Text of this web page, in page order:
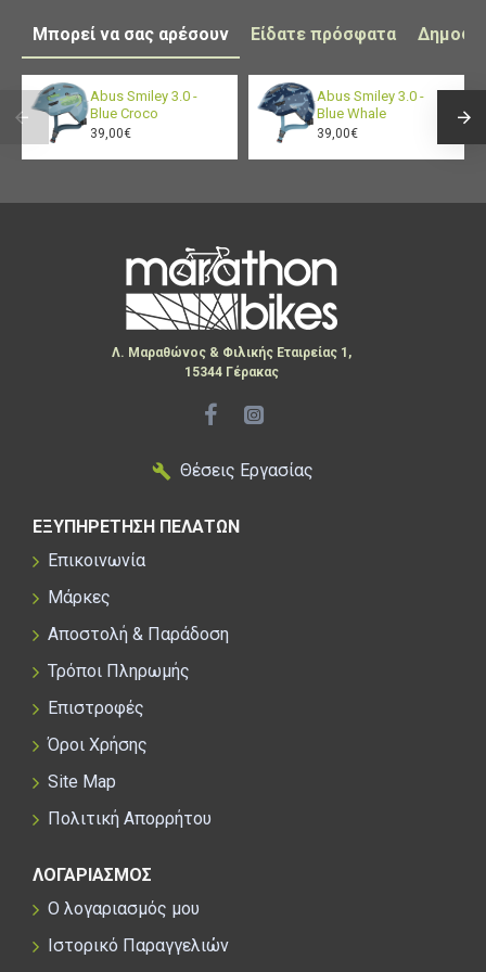
Μπορεί να σας αρέσουν Είδατε πρόσφατα
Abus Smiley 3.0 -
Blue Croco
39,00€
Abus Smiley 3.0 -
Blue Whale
39,00€
Λ. Μαραθώνος & Φιλικής Εταιρείας 1,
15344 Γέρακας
Θέσεις Εργασίας
ΕΞΥΠΗΡΕΤΗΣΗ ΠΕΛΑΤΩΝ
Επικοινωνία
Μάρκες
Αποστολή & Παράδοση
Τρόποι Πληρωμής
Επιστροφές
Όροι Χρήσης
Site Map
Πολιτική Απορρήτου
ΛΟΓΑΡΙΑΣΜΟΣ
Ο λογαριασμός μου
Ιστορικό Παραγγελιών